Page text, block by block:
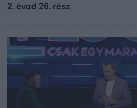
2. évad 26. rész